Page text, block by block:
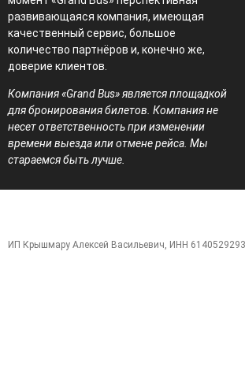
развивающаяся компания, имеющая
качественный сервис, большое
количество партнёров и, конечно же,
доверие клиентов.
Компания «Grand Bus» является площадкой
для бронирования билетов. Компания не
несет ответственность при изменении
времени выезда или отмене рейса. Мы
стараемся быть лучше.
ИП Крышмару Алексей Васильевич, ИНН